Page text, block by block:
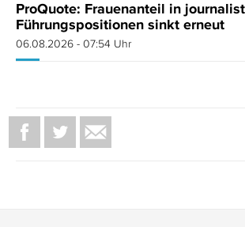
ProQuote: Frauenanteil in
Führungspositionen sinkt erneut
06.08.2026 - 07:54 Uhr